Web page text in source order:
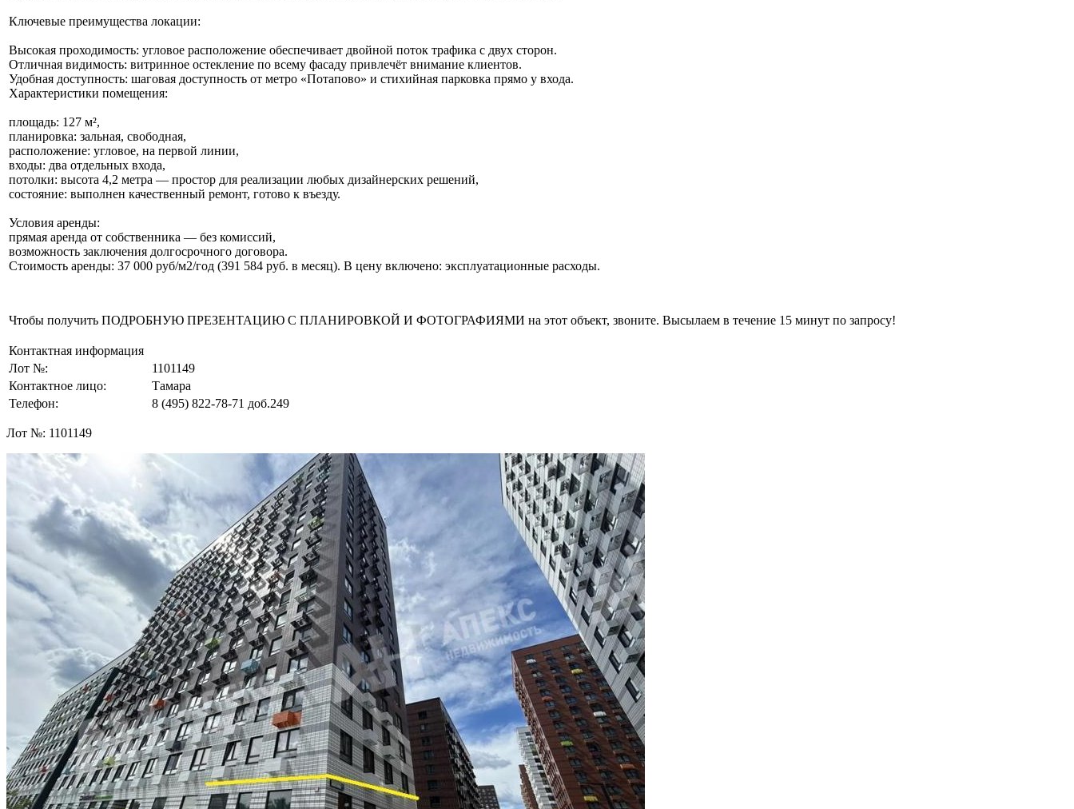
Ключевые преимущества локации:
Высокая проходимость: угловое расположение обеспечивает двойной поток трафика с двух сторон.
Отличная видимость: витринное остекление по всему фасаду привлечёт внимание клиентов.
Удобная доступность: шаговая доступность от метро «Потапово» и стихийная парковка прямо у входа.
Характеристики помещения:
площадь: 127 м²,
планировка: зальная, свободная,
расположение: угловое, на первой линии,
входы: два отдельных входа,
потолки: высота 4,2 метра — простор для реализации любых дизайнерских решений,
состояние: выполнен качественный ремонт, готово к въезду.
Условия аренды:
прямая аренда от собственника — без комиссий,
возможность заключения долгосрочного договора.
Стоимость аренды: 37 000 руб/м2/год (391 584 руб. в месяц). В цену включено: эксплуатационные расходы.
Чтобы получить ПОДРОБНУЮ ПРЕЗЕНТАЦИЮ С ПЛАНИРОВКОЙ И ФОТОГРАФИЯМИ на этот объект, звоните. Высылаем в течение 15 минут по запросу!
Контактная информация
Лот №:
1101149
Контактное лицо:
Тамара
Телефон:
8 (495) 822-78-71 доб.249
Лот №: 1101149